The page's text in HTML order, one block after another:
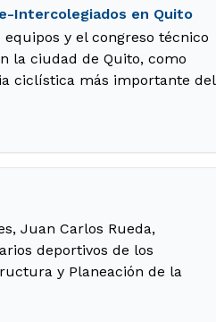
Intercolegiados en Quito
y el congreso técnico
la ciudad de Quito, como
ciclística más importante del
Juan Carlos Rueda,
deportivos de los
y Planeación de la